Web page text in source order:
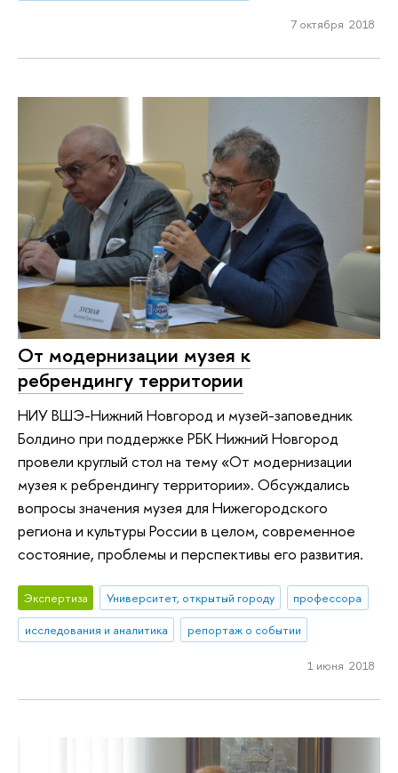
7 октября 2018
От модернизации музея к
ребрендингу территории
НИУ ВШЭ-Нижний Новгород и музей-заповедник
Болдино при поддержке РБК Нижний Новгород
провели круглый стол на тему «От модернизации
музея к ребрендингу территории». Обсуждались
вопросы значения музея для Нижегородского
региона и культуры России в целом, современное
состояние, проблемы и перспективы его развития.
Экспертиза Университет, открытый городу
профессора
исследования и аналитика
репортаж о событии
1 июня 2018